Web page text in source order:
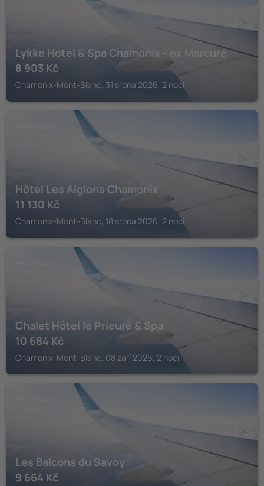
Lykke Hotel & Spa Chamonix - ex Mercure
8 903 Kč
Chamonix-Mont-Blanc, 31 srpna 2026, 2 noci
Hôtel Les Aiglons Chamonix
11 130 Kč
Chamonix-Mont-Blanc, 18 srpna 2026, 2 noci
Chalet Hôtel le Prieuré & Spa
10 684 Kč
Chamonix-Mont-Blanc, 08 září 2026, 2 noci
Les Balcons du Savoy
9 664 Kč